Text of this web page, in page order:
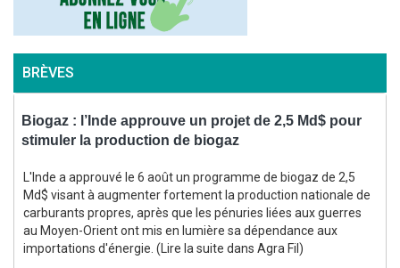
BRÈVES
Biogaz : l’Inde approuve un projet de 2,5 Md$ pour
stimuler la production de biogaz
L'Inde a approuvé le 6 août un programme de biogaz de 2,5
Md$ visant à augmenter fortement la production nationale de
carburants propres, après que les pénuries liées aux guerres
au Moyen-Orient ont mis en lumière sa dépendance aux
importations d'énergie. (Lire la suite dans Agra Fil)